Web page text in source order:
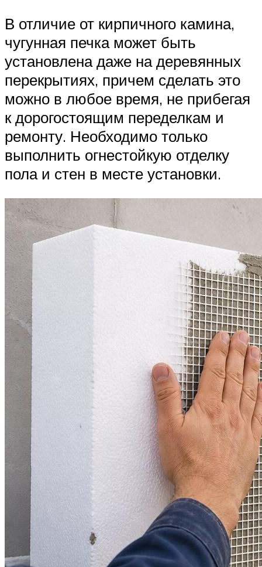
В отличие от кирпичного камина,
чугунная печка может быть
установлена даже на деревянных
перекрытиях, причем сделать это
можно в любое время, не прибегая
к дорогостоящим переделкам и
ремонту. Необходимо только
выполнить огнестойкую отделку
пола и стен в месте установки.